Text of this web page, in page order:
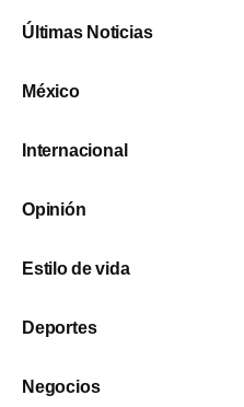
Últimas Noticias
México
Internacional
Opinión
Estilo de vida
Deportes
Negocios